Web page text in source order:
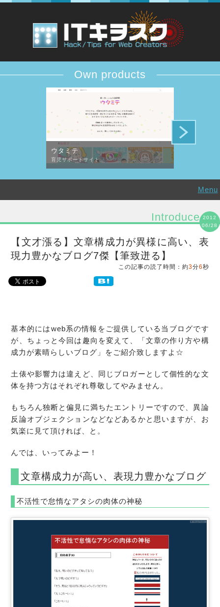
Own products
ウタミテ
育児サポートサイト
Menu
Introduce 2012
06/28
【文才漲る】文章構成力が異様に高い、表
現力豊かなブログ7傑【筆致迸る】
この記事の読了時間：約3分6秒
基本的にはweb系の情報をご提供している当ブログです
が、ちょっと今回は趣向を変えて、「文章の作り方や構
成力が素晴らしいブログ」をご紹介致しますよ☆
土俵や影響力は違えど、同じブロガーとして個性的な文
体を持つ方はそれぞれ尊敬してやみません。
もちろん独断と偏見に満ちたエントリーですので、異論
反論オブジェクションなどなどあるかと思いますが、お
気楽に見て頂ければ、と。
んでは、いってみよー！
文章構成力が高い、表現力豊かなブログ
不活性で怠惰なアタシの肉体の神秘